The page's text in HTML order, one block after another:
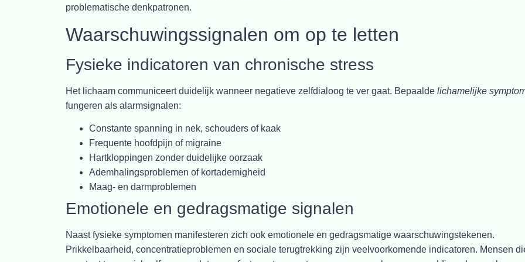
problematische denkpatronen.
Waarschuwingssignalen om op te letten
Fysieke indicatoren van chronische stress
Het lichaam communiceert duidelijk wanneer negatieve zelfdialoog te ver gaat. Bepaalde lichamelijke
fungeren als alarmsignalen:
Constante spanning in nek, schouders of kaak
Frequente hoofdpijn of migraine
Hartkloppingen zonder duidelijke oorzaak
Ademhalingsproblemen of kortademigheid
Maag- en darmproblemen
Emotionele en gedragsmatige signalen
Naast fysieke symptomen manifesteren zich ook emotionele en gedragsmatige waarschuwingstekenen.
Prikkelbaarheid, concentratieproblemen en sociale terugtrekking zijn veelvoorkomende indicatoren. Mensen